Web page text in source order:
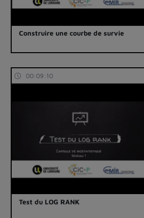
Construire une courbe de survie
00:09:10
Test du LOG RANK